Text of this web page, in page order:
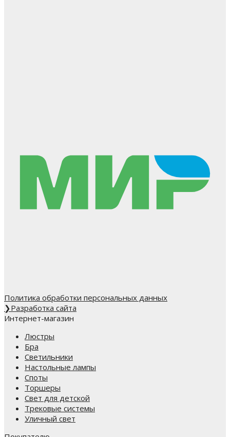
Политика обработки персональных данных
❯Разработка сайта
Интернет-магазин
Люстры
Бра
Светильники
Настольные лампы
Споты
Торшеры
Свет для детской
Трековые системы
Уличный свет